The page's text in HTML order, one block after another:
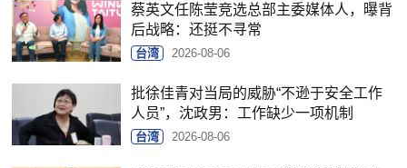
蔡英文任陈莹竞选总部主委媒体人，曝背
后战略：还挺不寻常
台湾 2026-08-06
批徐佳青对当局的威胁“不逊于安全工作
人员”，沈政男：工作缺少一项机制
台湾 2026-08-06